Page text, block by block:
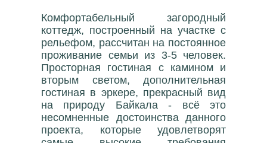
Комфортабельный загородный
коттедж, построенный на участке с
рельефом, рассчитан на постоянное
проживание семьи из 3-5 человек.
Просторная гостиная с камином и
вторым светом, дополнительная
гостиная в эркере, прекрасный вид
на природу Байкала - всё это
несомненные достоинства данного
проекта, которые удовлетворят